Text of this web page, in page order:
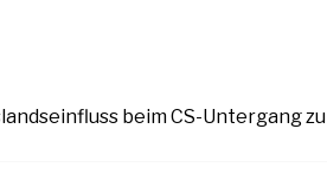
beim CS-Untergang zu